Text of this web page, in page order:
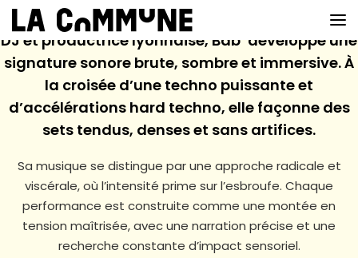
VOIR LA CARTE
CHEFS
PROG’
BAR
PRIVATISER
DJ et productrice lyonnaise, Bab’ développe une
signature sonore brute, sombre et immersive. À
la croisée d’une techno puissante et
d’accélérations hard techno, elle façonne des
sets tendus, denses et sans artifices.
Sa musique se distingue par une approche radicale et
viscérale, où l’intensité prime sur l’esbroufe. Chaque
performance est construite comme une montée en
tension maîtrisée, avec une narration précise et une
recherche constante d’impact sensoriel.